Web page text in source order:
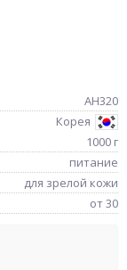
АН320
Корея
1000 г
питание
для зрелой кожи
от 30